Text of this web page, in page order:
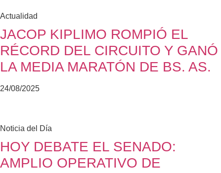
Actualidad
JACOP KIPLIMO ROMPIÓ EL
RÉCORD DEL CIRCUITO Y GANÓ
LA MEDIA MARATÓN DE BS. AS.
24/08/2025
Noticia del Día
HOY DEBATE EL SENADO:
AMPLIO OPERATIVO DE